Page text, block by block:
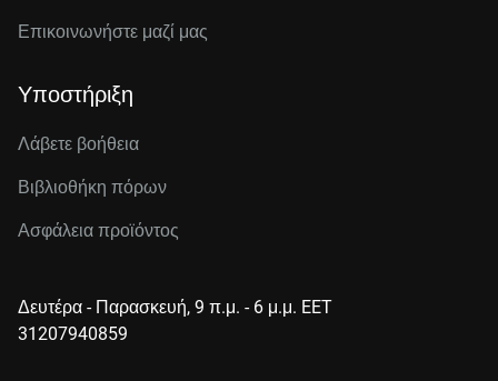
Επικοινωνήστε μαζί μας
Υποστήριξη
Λάβετε βοήθεια
Βιβλιοθήκη πόρων
Ασφάλεια προϊόντος
Δευτέρα - Παρασκευή, 9 π.μ. - 6 μ.μ. EET
31207940859